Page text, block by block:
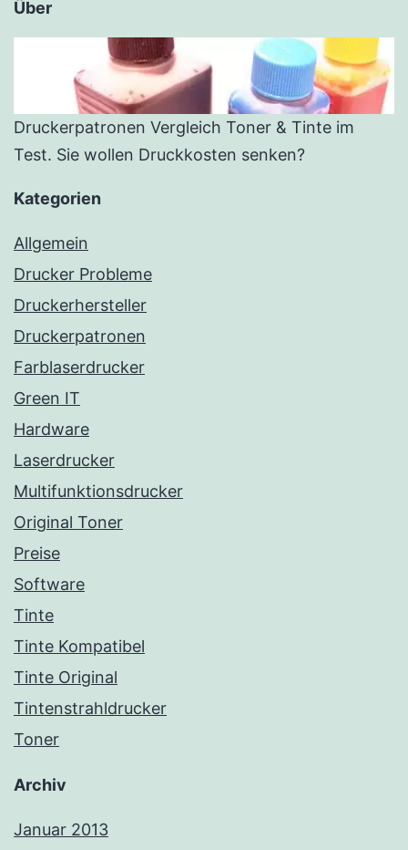
Über
Druckerpatronen Vergleich Toner & Tinte im
Test. Sie wollen Druckkosten senken?
Kategorien
Allgemein
Drucker Probleme
Druckerhersteller
Druckerpatronen
Farblaserdrucker
Green IT
Hardware
Laserdrucker
Multifunktionsdrucker
Original Toner
Preise
Software
Tinte
Tinte Kompatibel
Tinte Original
Tintenstrahldrucker
Toner
Archiv
Januar 2013